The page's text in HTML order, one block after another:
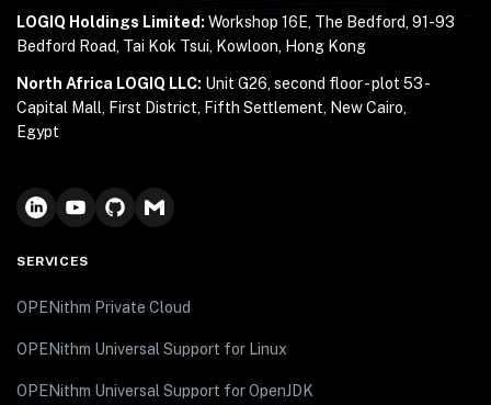
LOGIQ Holdings Limited: Workshop 16E, The Bedford, 91-93
Bedford Road, Tai Kok Tsui, Kowloon, Hong Kong
North Africa LOGIQ LLC: Unit G26, second floor - plot 53 -
Capital Mall, First District, Fifth Settlement, New Cairo,
Egypt
SERVICES
OPENithm Private Cloud
OPENithm Universal Support for Linux
OPENithm Universal Support for OpenJDK